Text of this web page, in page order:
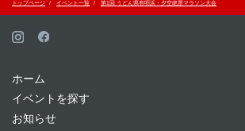
トップページ イベント一覧 第1回 うどん県有明浜・夕空絶景マラソン大会
ホーム
イベントを探す
お知らせ